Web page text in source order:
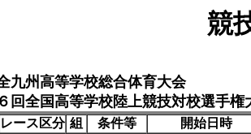
競
州高等学校総合体育大会
回全国高等学校陸上競技対校選手権
レース区分 組 条件等
開始日時